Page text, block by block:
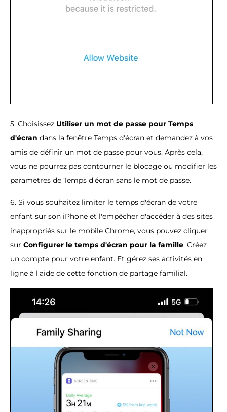
5. Choisissez Utiliser un mot de passe pour Temps
d'écran dans la fenêtre Temps d'écran et demandez à vos
amis de définir un mot de passe pour vous. Après cela,
vous ne pourrez pas contourner le blocage ou modifier les
paramètres de Temps d'écran sans le mot de passe.
6. Si vous souhaitez limiter le temps d'écran de votre
enfant sur son iPhone et l'empêcher d'accéder à des sites
inappropriés sur le mobile Chrome, vous pouvez cliquer
sur Configurer le temps d'écran pour la famille. Créez
un compte pour votre enfant. Et gérez ses activités en
ligne à l'aide de cette fonction de partage familial.